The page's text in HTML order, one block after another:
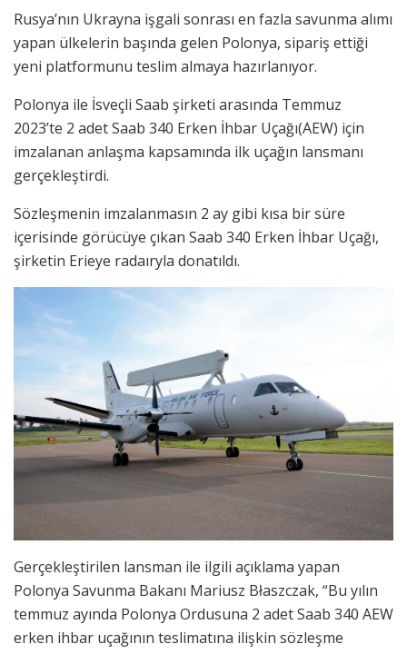
Rusya’nın Ukrayna işgali sonrası en fazla savunma alımı
yapan ülkelerin başında gelen Polonya, sipariş ettiği
yeni platformunu teslim almaya hazırlanıyor.
Polonya ile İsveçli Saab şirketi arasında Temmuz
2023’te 2 adet Saab 340 Erken İhbar Uçağı(AEW) için
imzalanan anlaşma kapsamında ilk uçağın lansmanı
gerçekleştirdi.
Sözleşmenin imzalanmasın 2 ay gibi kısa bir süre
içerisinde görücüye çıkan Saab 340 Erken İhbar Uçağı,
şirketin Erieye radaıryla donatıldı.
Gerçekleştirilen lansman ile ilgili açıklama yapan
Polonya Savunma Bakanı Mariusz Błaszczak, “Bu yılın
temmuz ayında Polonya Ordusuna 2 adet Saab 340 AEW
erken ihbar uçağının teslimatına ilişkin sözleşme